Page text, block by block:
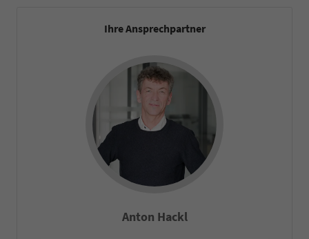
Ihre Ansprechpartner
Anton Hackl